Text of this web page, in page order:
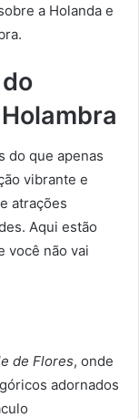
a Holanda e
do que apenas
vibrante e
atrações
Aqui estão
você não vai
de Flores, onde
adornados